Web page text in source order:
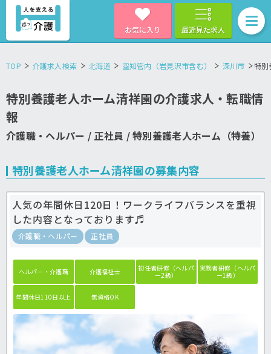
お気に入り 最近見た求人
TOP 介護求人検索 北海道 空知管内（岩見沢市含む） 深川市 特別
特別養護老人ホーム清祥園の介護求人・転職情
報
介護職・ヘルパー / 正社員 / 特別養護老人ホーム（特養）
特別養護老人ホーム清祥園の募集内容
人気の年間休日120日！ワークライフバランスを重視
した内容となっております♬
介護職・ヘルパー 正社員
ヘルパー・介護職 介護福祉士
初任者研修（ヘルパ
ー2級）
実務者研修（ヘルパ
ー1級）
年間休日110日以上 無資格OK